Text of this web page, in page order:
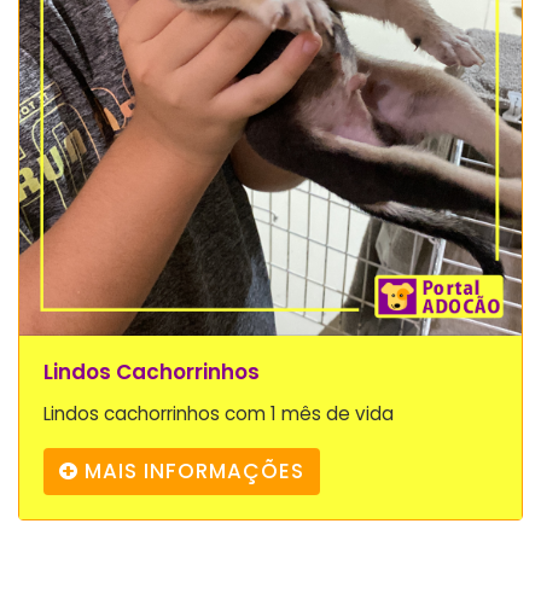
Lindos Cachorrinhos
Lindos cachorrinhos com 1 mês de vida
MAIS INFORMAÇÕES